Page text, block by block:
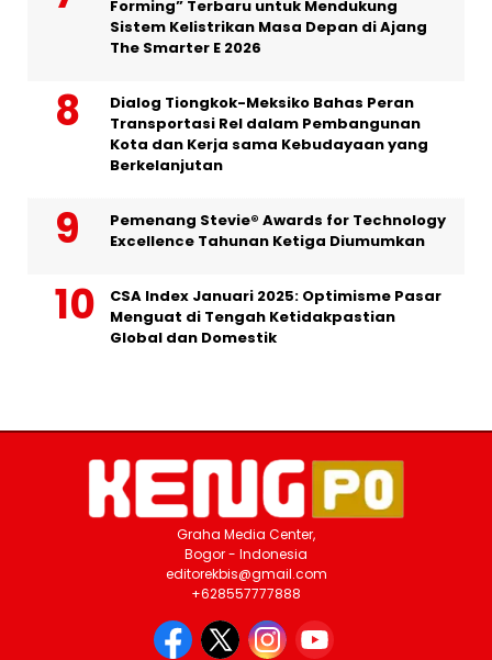
Forming” Terbaru untuk Mendukung
Sistem Kelistrikan Masa Depan di Ajang
The Smarter E 2026
Dialog Tiongkok-Meksiko Bahas Peran
Transportasi Rel dalam Pembangunan
Kota dan Kerja sama Kebudayaan yang
Berkelanjutan
Pemenang Stevie® Awards for Technology
Excellence Tahunan Ketiga Diumumkan
CSA Index Januari 2025: Optimisme Pasar
Menguat di Tengah Ketidakpastian
Global dan Domestik
Graha Media Center,
Bogor - Indonesia
editorekbis@gmail.com
+628557777888